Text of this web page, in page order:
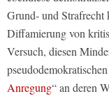
Grund- und Strafrecht
Diffamierung von
Versuch, diesen
Anregung“ an deren